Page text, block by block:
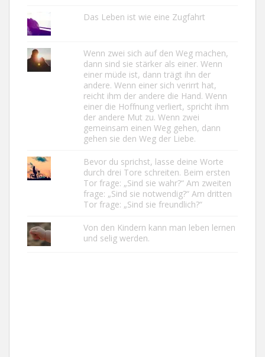
Das Leben ist wie eine Zugfahrt
Wenn zwei sich auf den Weg machen,
dann sind sie stärker als einer. Wenn
einer müde ist, dann trägt ihn der
andere. Wenn einer sich verirrt hat,
reicht ihm der andere die Hand. Wenn
einer die Hoffnung verliert, spricht ihm
der andere Mut zu. Wenn zwei
gemeinsam einen Weg gehen, dann
gehen sie den Weg der Liebe.
Bevor du sprichst, lasse deine Worte
durch drei Tore schreiten. Beim ersten
Tor frage: „Sind sie wahr?“ Am zweiten
frage: „Sind sie notwendig?“ Am dritten
Tor frage: „Sind sie freundlich?“
Von den Kindern kann man leben lernen
und selig werden.